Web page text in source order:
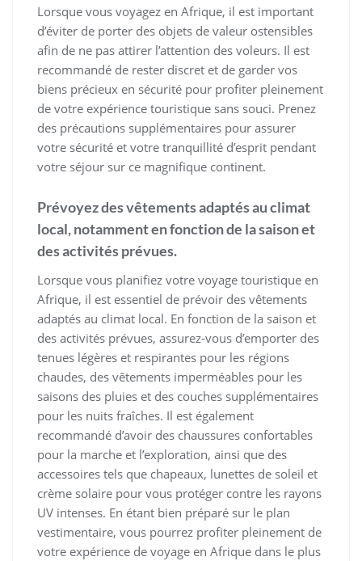
Lorsque vous voyagez en Afrique, il est important
d’éviter de porter des objets de valeur ostensibles
afin de ne pas attirer l’attention des voleurs. Il est
recommandé de rester discret et de garder vos
biens précieux en sécurité pour profiter pleinement
de votre expérience touristique sans souci. Prenez
des précautions supplémentaires pour assurer
votre sécurité et votre tranquillité d’esprit pendant
votre séjour sur ce magnifique continent.
Prévoyez des vêtements adaptés au climat
local, notamment en fonction de la saison et
des activités prévues.
Lorsque vous planifiez votre voyage touristique en
Afrique, il est essentiel de prévoir des vêtements
adaptés au climat local. En fonction de la saison et
des activités prévues, assurez-vous d’emporter des
tenues légères et respirantes pour les régions
chaudes, des vêtements imperméables pour les
saisons des pluies et des couches supplémentaires
pour les nuits fraîches. Il est également
recommandé d’avoir des chaussures confortables
pour la marche et l’exploration, ainsi que des
accessoires tels que chapeaux, lunettes de soleil et
crème solaire pour vous protéger contre les rayons
UV intenses. En étant bien préparé sur le plan
vestimentaire, vous pourrez profiter pleinement de
votre expérience de voyage en Afrique dans le plus